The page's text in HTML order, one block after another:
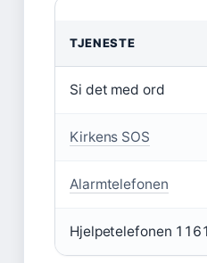
TJENESTE
Si det med ord
Kirkens SOS
Alarmtelefonen
Hjelpetelefonen